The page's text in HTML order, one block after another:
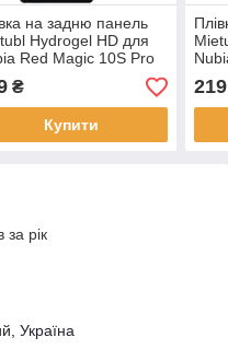
на задню панель
Hydrogel HD для
Red Magic 10S Pro
₴
Купити
219
за рік
Україна